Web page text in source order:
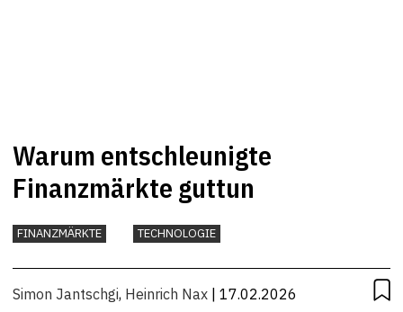
Warum entschleunigte
Finanzmärkte guttun
FINANZMÄRKTE TECHNOLOGIE
Simon Jantschgi, Heinrich Nax | 17.02.2026